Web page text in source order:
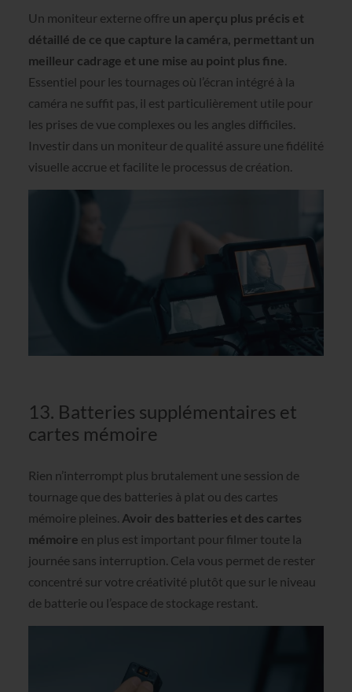
Un moniteur externe offre un aperçu plus précis et
détaillé de ce que capture la caméra, permettant un
meilleur cadrage et une mise au point plus fine
Essentiel pour les tournages où l’écran intégré à la
caméra ne suffit pas, il est particulièrement utile pour
les prises de vue complexes ou les angles difficiles.
Investir dans un moniteur de qualité assure une fidélité
visuelle accrue et facilite le processus de création.
13. Batteries supplémentaires et
cartes mémoire
Rien n’interrompt plus brutalement une session de
tournage que des batteries à plat ou des cartes
mémoire pleines. Avoir des batteries et des cartes
mémoire en plus est important pour filmer toute la
journée sans interruption. Cela vous permet de rester
concentré sur votre créativité plutôt que sur le niveau
de batterie ou l’espace de stockage restant.